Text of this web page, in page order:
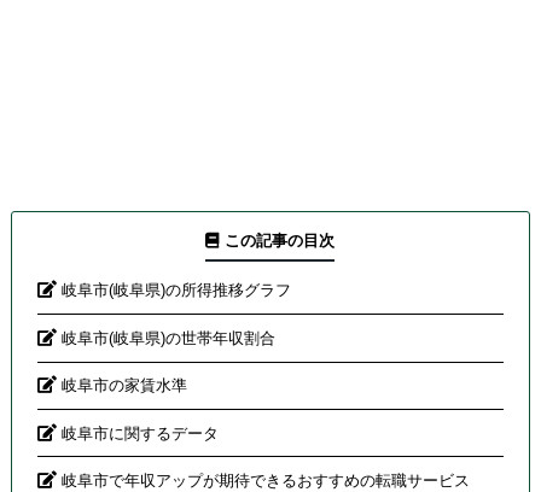
この記事の目次
岐阜市(岐阜県)の所得推移グラフ
岐阜市(岐阜県)の世帯年収割合
岐阜市の家賃水準
岐阜市に関するデータ
岐阜市で年収アップが期待できるおすすめの転職サービス